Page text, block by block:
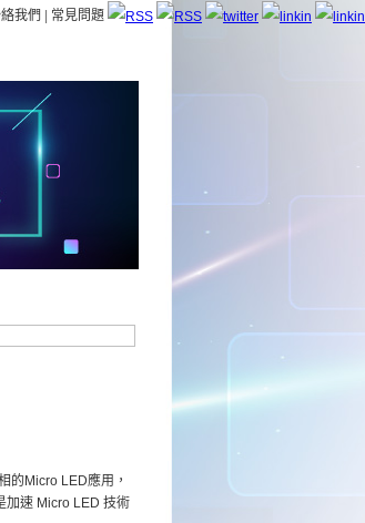
我們 常見問題
的Micro LED應用，
加速 Micro LED 技術